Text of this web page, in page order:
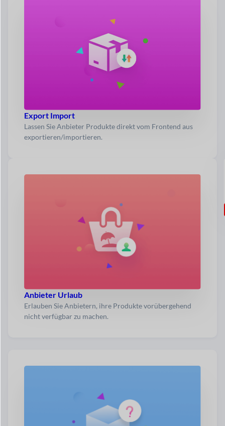
Export Import
Lassen Sie Anbieter Produkte direkt vom Frontend aus
exportieren/importieren.
Anbieter Urlaub
Erlauben Sie Anbietern, ihre Produkte vorübergehend
nicht verfügbar zu machen.